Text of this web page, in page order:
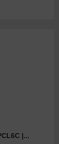
|...